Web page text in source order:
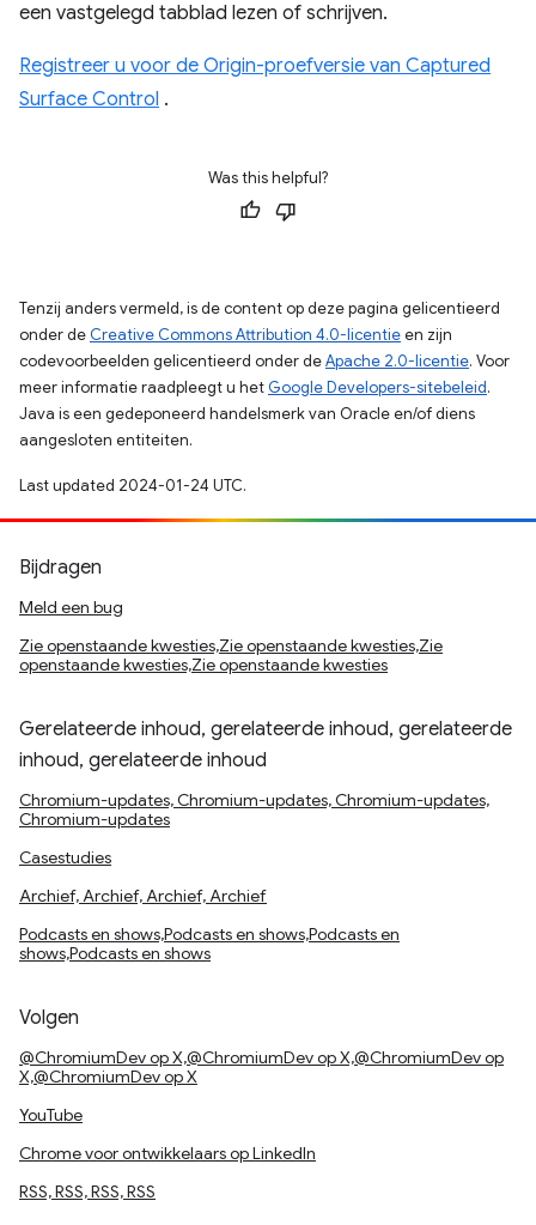
een vastgelegd tabblad lezen of schrijven.
Registreer u voor de Origin-proefversie van Captured
Surface Control .
Was this helpful?
Tenzij anders vermeld, is de content op deze pagina gelicentieerd
onder de Creative Commons Attribution 4.0-licentieen zijn
codevoorbeelden gelicentieerd onder deApache 2.0-licentie. Voor
meer informatie raadpleegt u het Google Developers-sitebeleid.
Java is een gedeponeerd handelsmerk van Oracle en/of diens
aangesloten entiteiten.
Last updated 2024-01-24 UTC.
Bijdragen
Meld een bug
Zie openstaande kwesties,Zie openstaande kwesties,Zie
openstaande kwesties,Zie openstaande kwesties
Gerelateerde inhoud, gerelateerde inhoud, gerelateerde
inhoud, gerelateerde inhoud
Chromium-updates, Chromium-updates, Chromium-updates,
Chromium-updates
Casestudies
Archief, Archief, Archief, Archief
Podcasts en shows,Podcasts en shows,Podcasts en
shows,Podcasts en shows
Volgen
@ChromiumDev op X,@ChromiumDev op X,@ChromiumDev op
X,@ChromiumDev op X
YouTube
Chrome voor ontwikkelaars op LinkedIn
RSS, RSS, RSS, RSS